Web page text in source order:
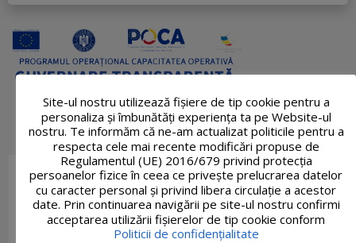
Site-ul nostru utilizează fişiere de tip cookie pentru a
personaliza și îmbunătăți experiența ta pe Website-ul
nostru. Te informăm că ne-am actualizat politicile pentru a
respecta cele mai recente modificări propuse de
Regulamentul (UE) 2016/679 privind protecția
persoanelor fizice în ceea ce privește prelucrarea datelor
cu caracter personal și privind libera circulație a acestor
date. Prin continuarea navigării pe site-ul nostru confirmi
acceptarea utilizării fişierelor de tip cookie conform
Politicii de confidențialitate